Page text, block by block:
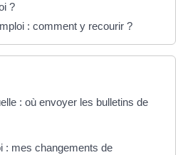
?
: comment y recourir ?
: où envoyer les bulletins de
: mes changements de